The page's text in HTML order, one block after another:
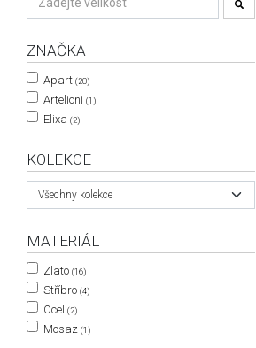
ZNAČKA
Apart (20)
Artelioni (1)
Elixa (2)
KOLEKCE
Všechny kolekce
MATERIÁL
Zlato (16)
Stříbro (4)
Ocel (2)
Mosaz (1)